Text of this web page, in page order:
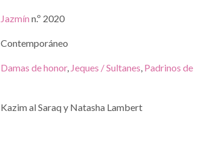
Jazmín n.º 2020
Contemporáneo
Damas de honor, Jeques / Sultanes, Padrinos de
Kazim al Saraq y Natasha Lambert